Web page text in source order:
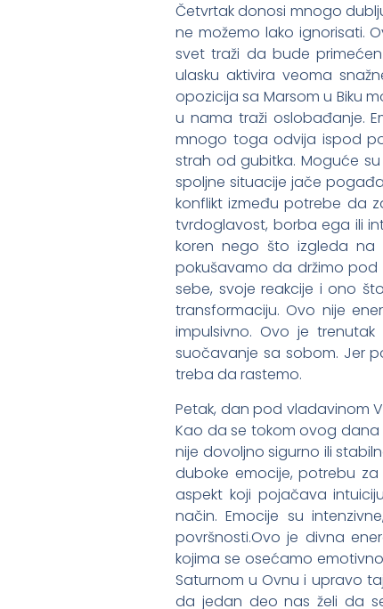
Četvrtak donosi mnogo
ne možemo lako ignorisati.
svet traži da bude
ulasku aktivira veoma
opozicija sa Marsom u Biku
u nama traži oslobađanje.
mnogo toga odvija ispod
strah od gubitka. Moguće
spoljne situacije jače
konflikt između potrebe da
tvrdoglavost, borba ega ili
koren nego što izgleda
pokušavamo da držimo
sebe, svoje reakcije i ono
transformaciju. Ovo nije
impulsivno. Ovo je
suočavanje sa sobom. Jer
treba da rastemo.
Petak, dan pod vladavinom
Kao da se tokom ovog
nije dovoljno sigurno ili
duboke emocije, potrebu
aspekt koji pojačava
način. Emocije su
površnosti.Ovo je divna
kojima se osećamo
Saturnom u Ovnu i upravo
da jedan deo nas želi da